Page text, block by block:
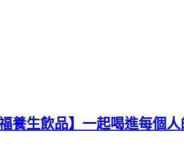
養生飲品】一起喝進每個